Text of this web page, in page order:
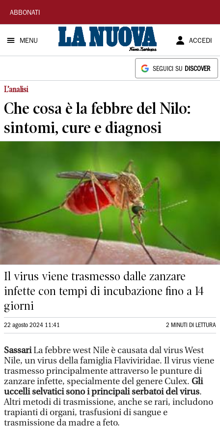
La
Nuova
Sardegna
ABBONATI
MENU ACCEDI
SEGUICI SU DISCOVER
L’analisi
Che cosa è la febbre del Nilo:
sintomi, cure e diagnosi
Il virus viene trasmesso dalle zanzare
infette con tempi di incubazione fino a 14
giorni
22 agosto 2024 11:41 2 MINUTI DI LETTURA
SassariLa febbre west Nile è causata dal virus West
Nile, un virus della famiglia Flaviviridae. Il virus viene
trasmesso principalmente attraverso le punture di
zanzare infette, specialmente del genere Culex. Gli
uccelli selvatici sono i principali serbatoi del virus.
Altri metodi di trasmissione, anche se rari, includono
trapianti di organi, trasfusioni di sangue e
trasmissione da madre a feto.